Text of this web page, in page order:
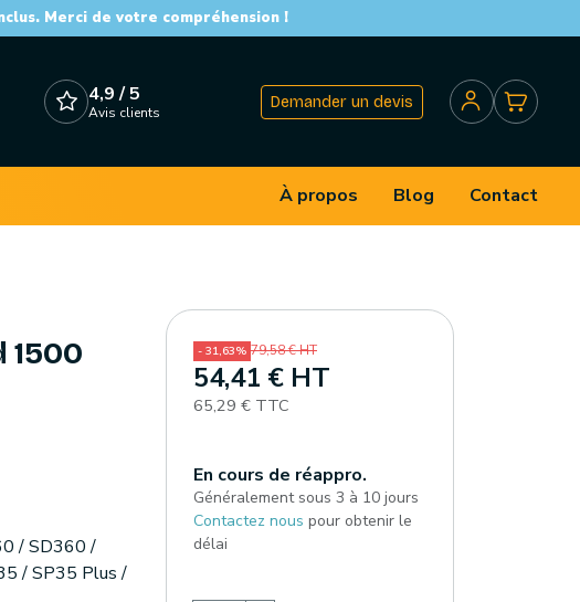
Merci de votre compréhension !
4,9 / 5
Avis clients
Demander un devis
À propos Blog Contact
1500
/ SD360 /
/ SP35 Plus /
- 31,63% 79,58 € HT
54,41 € HT
65,29 € TTC
En cours de réappro.
Généralement sous 3 à 10 jours
Contactez nous pour obtenir le
délai